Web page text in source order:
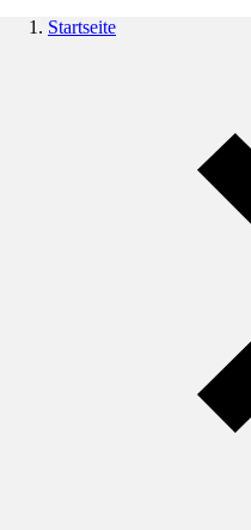
Startseite